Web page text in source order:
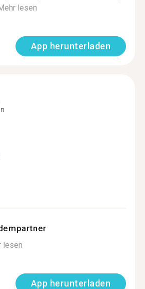
lesen
App herunterladen
lesen
App herunterladen